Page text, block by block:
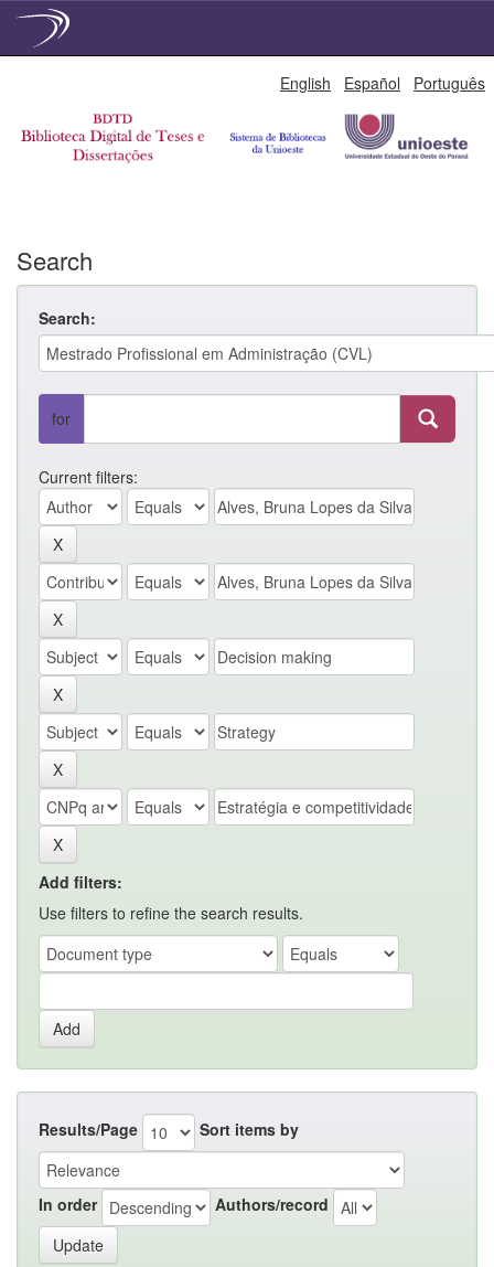
English Español Português
Search
Search:
for
Current filters:
Add filters:
Use filters to refine the search results.
Results/Page Sort items by
In order Authors/record